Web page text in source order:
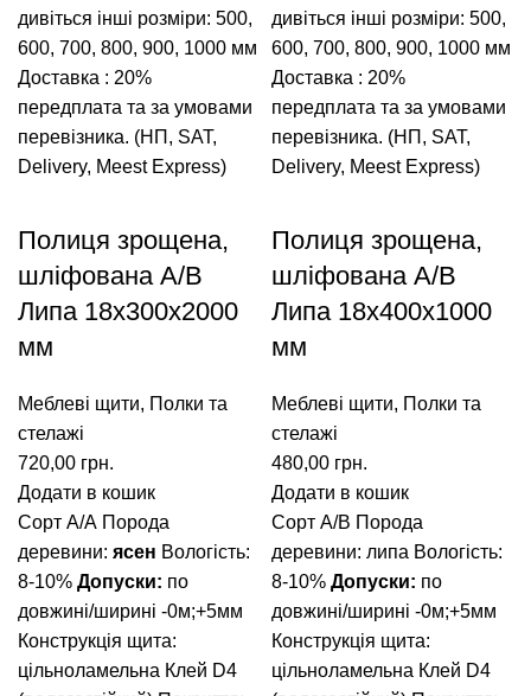
дивіться інші розміри: 500,
600, 700, 800, 900, 1000 мм
Доставка : 20%
передплата та за умовами
перевізника. (НП, SAT,
Delivery, Meest Express)
дивіться інші розміри: 500,
600, 700, 800, 900, 1000 мм
Доставка : 20%
передплата та за умовами
перевізника. (НП, SAT,
Delivery, Meest Express)
Полиця зрощена,
шліфована A/В
Липа 18х300х2000
мм
Меблеві щити, Полки та
стелажі
720,00 грн.
Додати в кошик
Сорт А/А Порода
деревини: ясен Вологість:
8-10% Допуски: по
довжині/ширині -0м;+5мм
Конструкція щита:
цільноламельна Клей D4
Полиця зрощена,
шліфована A/В
Липа 18х400х1000
мм
Меблеві щити, Полки та
стелажі
480,00 грн.
Додати в кошик
Сорт А/В Порода
деревини: липа Вологість:
8-10% Допуски: по
довжині/ширині -0м;+5мм
Конструкція щита:
цільноламельна Клей D4